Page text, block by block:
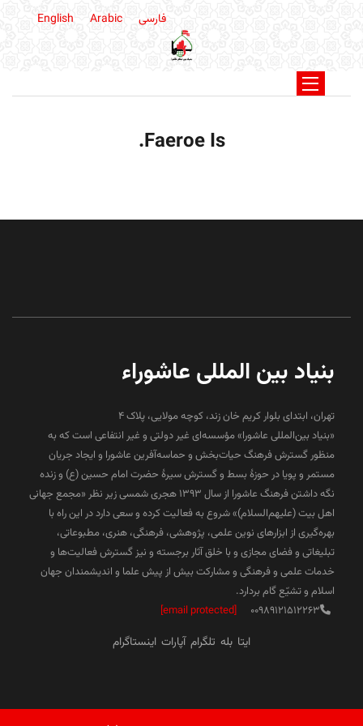
فارسی English Arabic
Faeroe Is.
بنیاد بین المللی عاشوراء
تهران، ابتدای بلوار کریم خان زند، کوچه مولایی، پلاک 4
«بنیاد بین‌المللی عاشورا» مؤسسه‌ای غیر دولتی و غیر انتفاعی است که به
منظور گسترش فرهنگ حیات‌بخش و حماسه‌آفرین عاشورا و ایجاد جریان
مستمر و پویا در حوزۀ بسط و گسترش سیرۀ حضرت امام حسین (ع) و زنده
نگه داشتن فرهنگ عاشورا از سال ۱۳۹۳ هجری شمسی زیر نظر «مجمع جهانی
اهل بیت (علیهم‌السلام)» شروع به فعالیت کرده و سعی دارد در این راه با
بهره‌گیری از ابزارهای نوین علمی، پژوهشی، فرهنگی، هنری، مطبوعاتی،
تبلیغاتی و فضای مجازی و با خلق آثار برجسته و نیز گسترش فعالیت‌ها و
خدمات علمی و فرهنگی و مشارکت بیش از پیش علما و اندیشمندان جهان
اسلام و تشیّع گام بردارد.
00989121512263
[email protected]
ایتا بله تلگرام آپارات اینستاگرام